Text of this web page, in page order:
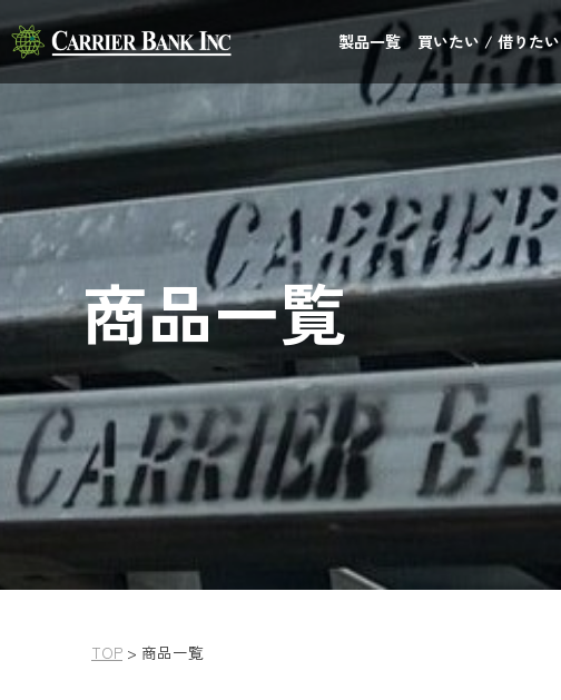
製品一覧 買いたい / 借りたい
商品一覧
TOP > 商品一覧